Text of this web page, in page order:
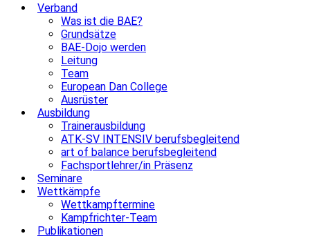
Verband
Was ist die BAE?
Grundsätze
BAE-Dojo werden
Leitung
Team
European Dan College
Ausrüster
Ausbildung
Trainerausbildung
ATK-SV INTENSIV berufsbegleitend
art of balance berufsbegleitend
Fachsportlehrer/in Präsenz
Seminare
Wettkämpfe
Wettkampftermine
Kampfrichter-Team
Publikationen